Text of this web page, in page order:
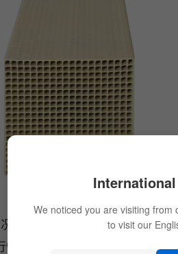
而定的。一般情况下化学使
况，有的会超过三年，有的
We noticed you are visiting from
to visit our